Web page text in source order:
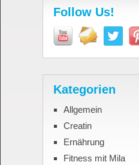
Follow Us!
Kategorien
Allgemein
Creatin
Ernährung
Fitness mit Mila